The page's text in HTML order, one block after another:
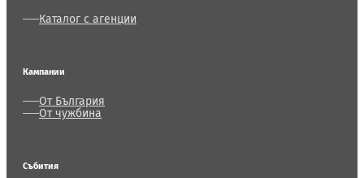
Каталог с агенции
Кампании
От България
От чужбина
Събития